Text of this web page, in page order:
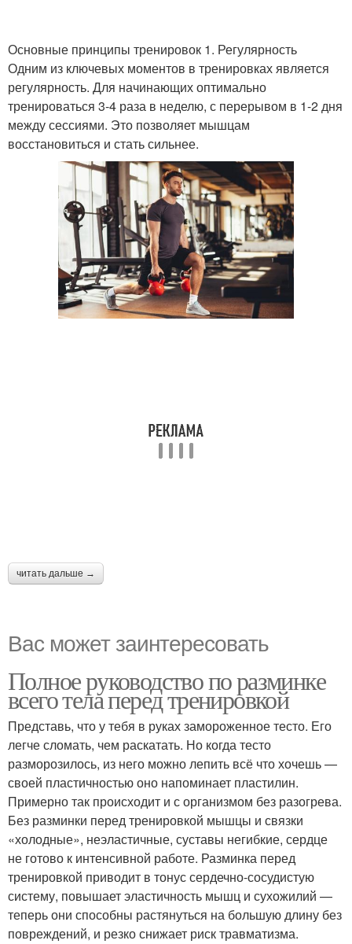
Основные принципы тренировок 1. Регулярность
Одним из ключевых моментов в тренировках является
регулярность. Для начинающих оптимально
тренироваться 3-4 раза в неделю, с перерывом в 1-2 дня
между сессиями. Это позволяет мышцам
восстановиться и стать сильнее.
читать дальше →
Вас может заинтересовать
Полное руководство по разминке
всего тела перед тренировкой
Представь, что у тебя в руках замороженное тесто. Его
легче сломать, чем раскатать. Но когда тесто
разморозилось, из него можно лепить всё что хочешь —
своей пластичностью оно напоминает пластилин.
Примерно так происходит и с организмом без разогрева.
Без разминки перед тренировкой мышцы и связки
«холодные», неэластичные, суставы негибкие, сердце
не готово к интенсивной работе. Разминка перед
тренировкой приводит в тонус сердечно-сосудистую
систему, повышает эластичность мышц и сухожилий —
теперь они способны растянуться на большую длину без
повреждений, и резко снижает риск травматизма.